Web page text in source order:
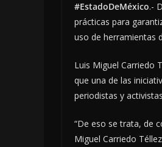
#EstadoDeMéxico.-
prácticas para
uso de herramientas
Luis Miguel Carriedo
que una de las
periodistas y
“De eso se trata, de
Miguel Carriedo